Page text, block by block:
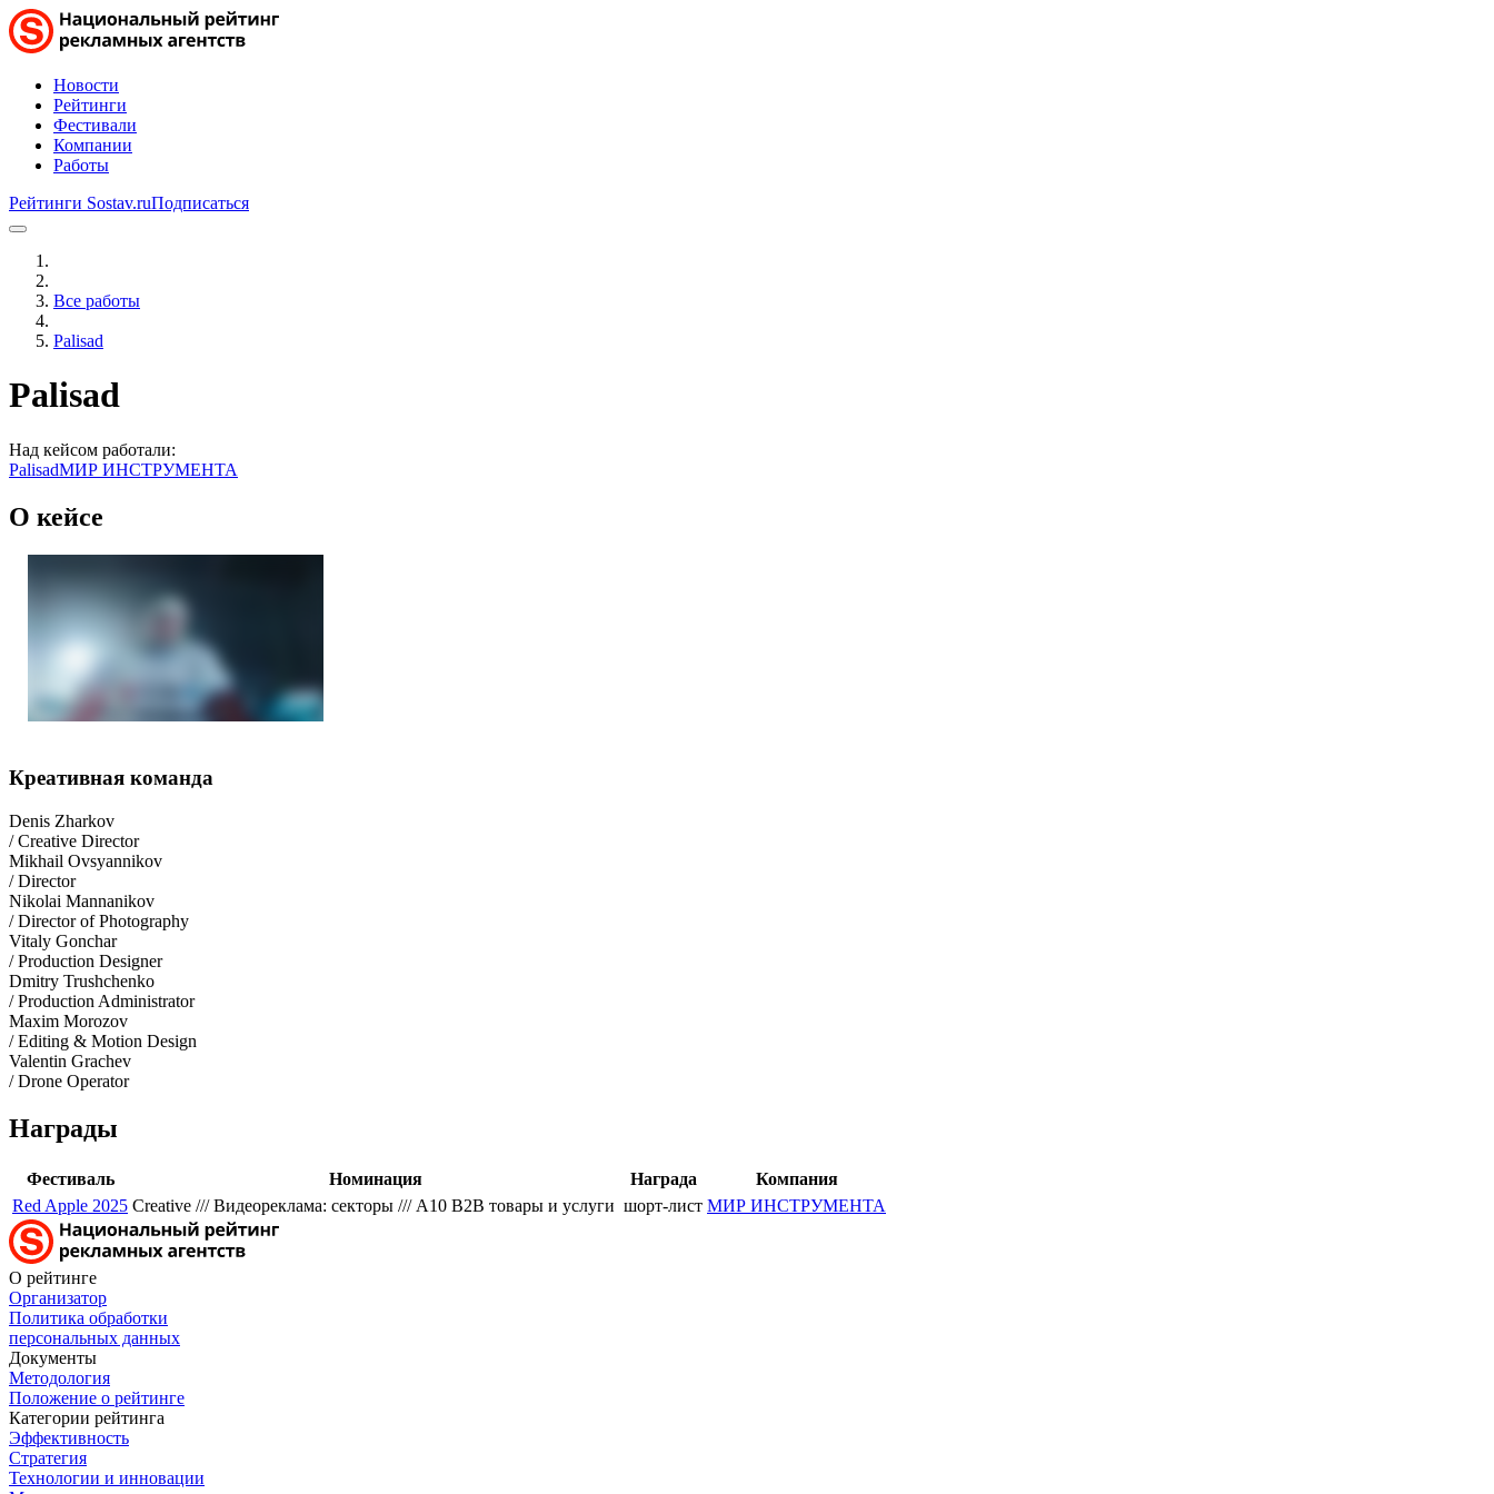
Новости
Рейтинги
Фестивали
Компании
Работы
Рейтинги Sostav.ruПодписаться
Все работы
Palisad
Palisad
Над кейсом работали:
PalisadМИР ИНСТРУМЕНТА
О кейсе
Креативная команда
Denis Zharkov
/ Creative Director
Mikhail Ovsyannikov
/ Director
Nikolai Mannanikov
/ Director of Photography
Vitaly Gonchar
/ Production Designer
Dmitry Trushchenko
/ Production Administrator
Maxim Morozov
/ Editing & Motion Design
Valentin Grachev
/ Drone Operator
Награды
Фестиваль Номинация Награда
Компания
Red Apple 2025 Creative /// Видеореклама: секторы /// A10 B2B товары и услуги шорт-лист МИР ИНСТРУМЕНТА
О рейтинге
Организатор
Политика обработки
персональных данных
Документы
Методология
Положение о рейтинге
Категории рейтинга
Эффективность
Стратегия
Технологии и инновации